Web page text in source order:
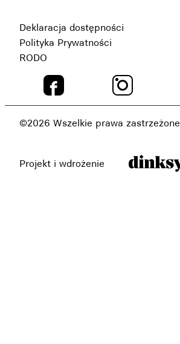
Deklaracja dostępności
Polityka Prywatności
RODO
©2026 Wszelkie prawa zastrzeżone
Projekt i wdrożenie